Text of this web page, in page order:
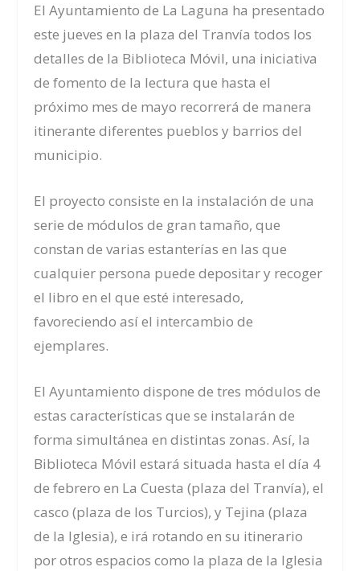
El Ayuntamiento de La Laguna ha presentado
este jueves en la plaza del Tranvía todos los
detalles de la Biblioteca Móvil, una iniciativa
de fomento de la lectura que hasta el
próximo mes de mayo recorrerá de manera
itinerante diferentes pueblos y barrios del
municipio.
El proyecto consiste en la instalación de una
serie de módulos de gran tamaño, que
constan de varias estanterías en las que
cualquier persona puede depositar y recoger
el libro en el que esté interesado,
favoreciendo así el intercambio de
ejemplares.
El Ayuntamiento dispone de tres módulos de
estas características que se instalarán de
forma simultánea en distintas zonas. Así, la
Biblioteca Móvil estará situada hasta el día 4
de febrero en La Cuesta (plaza del Tranvía), el
casco (plaza de los Turcios), y Tejina (plaza
de la Iglesia), e irá rotando en su itinerario
por otros espacios como la plaza de la Iglesia